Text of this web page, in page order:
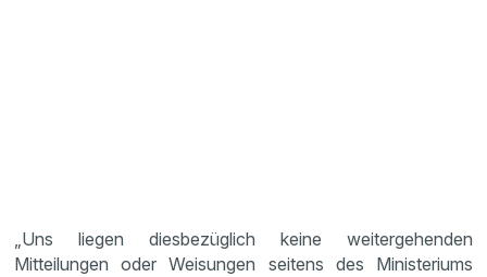
„Uns liegen diesbezüglich keine weitergehenden
Mitteilungen oder Weisungen seitens des Ministeriums